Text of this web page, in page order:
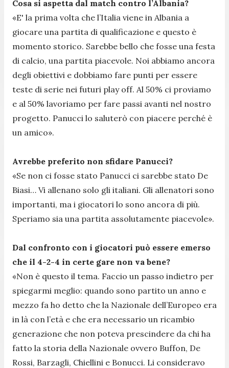
Cosa si aspetta dal match contro l’Albania?
«E' la prima volta che l’Italia viene in Albania a
giocare una partita di qualificazione e questo è
momento storico. Sarebbe bello che fosse una festa
di calcio, una partita piacevole. Noi abbiamo ancora
degli obiettivi e dobbiamo fare punti per essere
teste di serie nei futuri play off. Al 50% ci proviamo
e al 50% lavoriamo per fare passi avanti nel nostro
progetto. Panucci lo saluterò con piacere perché è
un amico».
Avrebbe preferito non sfidare Panucci?
«Se non ci fosse stato Panucci ci sarebbe stato De
Biasi… Vi allenano solo gli italiani. Gli allenatori sono
importanti, ma i giocatori lo sono ancora di più.
Speriamo sia una partita assolutamente piacevole».
Dal confronto con i giocatori può essere emerso
che il 4-2-4 in certe gare non va bene?
«Non è questo il tema. Faccio un passo indietro per
spiegarmi meglio: quando sono partito un anno e
mezzo fa ho detto che la Nazionale dell’Europeo era
in là con l’età e che era necessario un ricambio
generazione che non poteva prescindere da chi ha
fatto la storia della Nazionale ovvero Buffon, De
Rossi, Barzagli, Chiellini e Bonucci. Li consideravo